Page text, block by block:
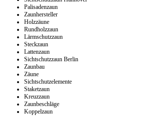
Palisadenzaun
Zaunhersteller
Holzzäune
Rundholzzaun
Lärmschutzzaun
Steckzaun
Lattenzaun
Sichtschutzzaun Berlin
Zaunbau
Zäune
Sichtschutzelemente
Staketzaun
Kreuzzaun
Zaunbeschläge
Koppelzaun